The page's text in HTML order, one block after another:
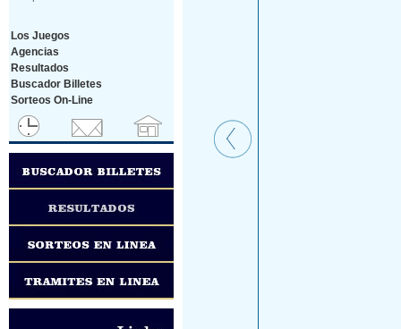
Los Juegos
Agencias
Resultados
Buscador Billetes
Sorteos On-Line